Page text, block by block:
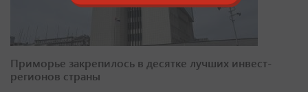
Приморье закрепилось в десятке лучших инвест-
регионов страны